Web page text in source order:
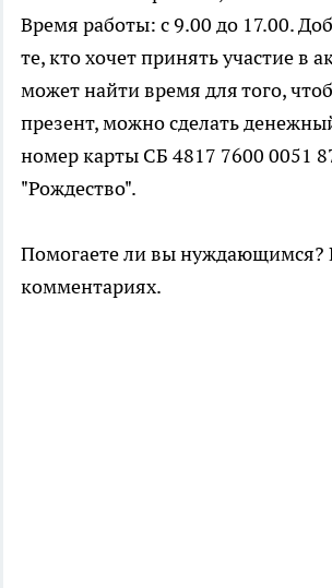
Время работы: с 9.00 до 17.00.
те, кто хочет принять участие в
может найти время для того,
презент, можно сделать
номер карты СБ 4817 7600 0051
"Рождество".
Помогаете ли вы нуждающимся?
комментариях.